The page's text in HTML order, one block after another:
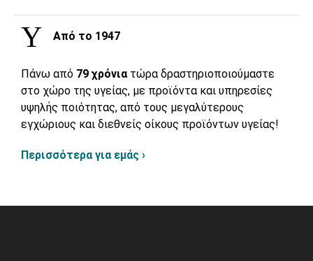
Από το 1947
Πάνω από 79 χρόνια τώρα δραστηριοποιούμαστε
στο χώρο της υγείας, με προϊόντα και υπηρεσίες
υψηλής ποιότητας, από τους μεγαλύτερους
εγχώριους και διεθνείς οίκους προϊόντων υγείας!
Περισσότερα για εμάς ›